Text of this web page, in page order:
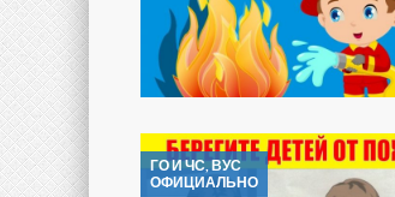
ГО И ЧС, ВУС
ОФИЦИАЛЬНО